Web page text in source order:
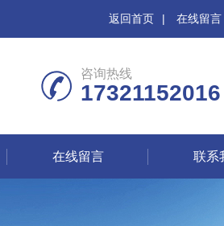
返回首页 | 在线留言
咨询热线
17321152016
在线留言 联系